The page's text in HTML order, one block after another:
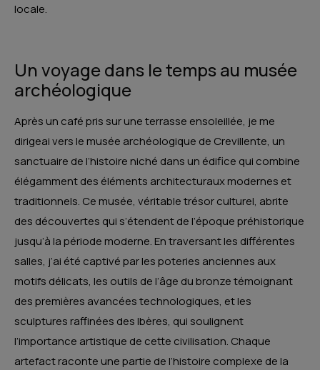
locale.
Un voyage dans le temps au musée
archéologique
Après un café pris sur une terrasse ensoleillée, je me
dirigeai vers le musée archéologique de Crevillente, un
sanctuaire de l’histoire niché dans un édifice qui combine
élégamment des éléments architecturaux modernes et
traditionnels. Ce musée, véritable trésor culturel, abrite
des découvertes qui s’étendent de l’époque préhistorique
jusqu’à la période moderne. En traversant les différentes
salles, j’ai été captivé par les poteries anciennes aux
motifs délicats, les outils de l’âge du bronze témoignant
des premières avancées technologiques, et les
sculptures raffinées des Ibères, qui soulignent
l’importance artistique de cette civilisation. Chaque
artefact raconte une partie de l’histoire complexe de la